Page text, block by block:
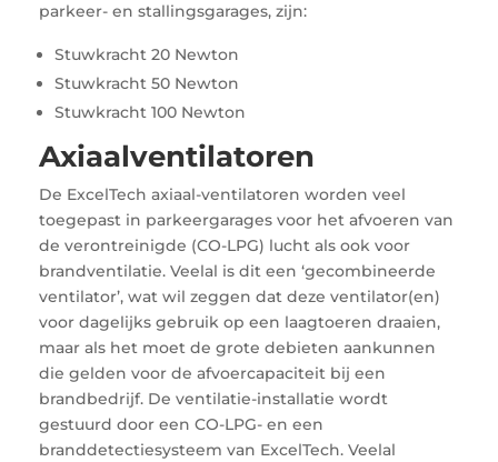
parkeer- en stallingsgarages, zijn:
Stuwkracht 20 Newton
Stuwkracht 50 Newton
Stuwkracht 100 Newton
Axiaalventilatoren
De ExcelTech axiaal-ventilatoren worden veel
toegepast in parkeergarages voor het afvoeren van
de verontreinigde (CO-LPG) lucht als ook voor
brandventilatie. Veelal is dit een ‘gecombineerde
ventilator’, wat wil zeggen dat deze ventilator(en)
voor dagelijks gebruik op een laagtoeren draaien,
maar als het moet de grote debieten aankunnen
die gelden voor de afvoercapaciteit bij een
brandbedrijf. De ventilatie-installatie wordt
gestuurd door een CO-LPG- en een
branddetectiesysteem van ExcelTech. Veelal